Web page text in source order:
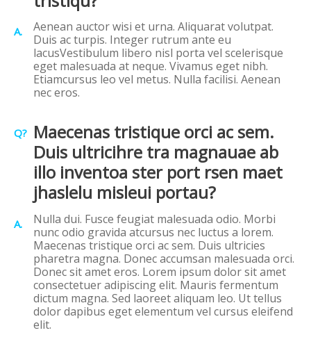
A.
Aenean auctor wisi et urna. Aliquarat volutpat.
Duis ac turpis. Integer rutrum ante eu
lacusVestibulum libero nisl porta vel scelerisque
eget malesuada at neque. Vivamus eget nibh.
Etiamcursus leo vel metus. Nulla facilisi. Aenean
nec eros.
Q? Maecenas tristique orci ac sem.
Duis ultricihre tra magnauae ab
illo inventoa ster port rsen maet
jhaslelu misleui portau?
A.
Nulla dui. Fusce feugiat malesuada odio. Morbi
nunc odio gravida atcursus nec luctus a lorem.
Maecenas tristique orci ac sem. Duis ultricies
pharetra magna. Donec accumsan malesuada orci.
Donec sit amet eros. Lorem ipsum dolor sit amet
consectetuer adipiscing elit. Mauris fermentum
dictum magna. Sed laoreet aliquam leo. Ut tellus
dolor dapibus eget elementum vel cursus eleifend
elit.